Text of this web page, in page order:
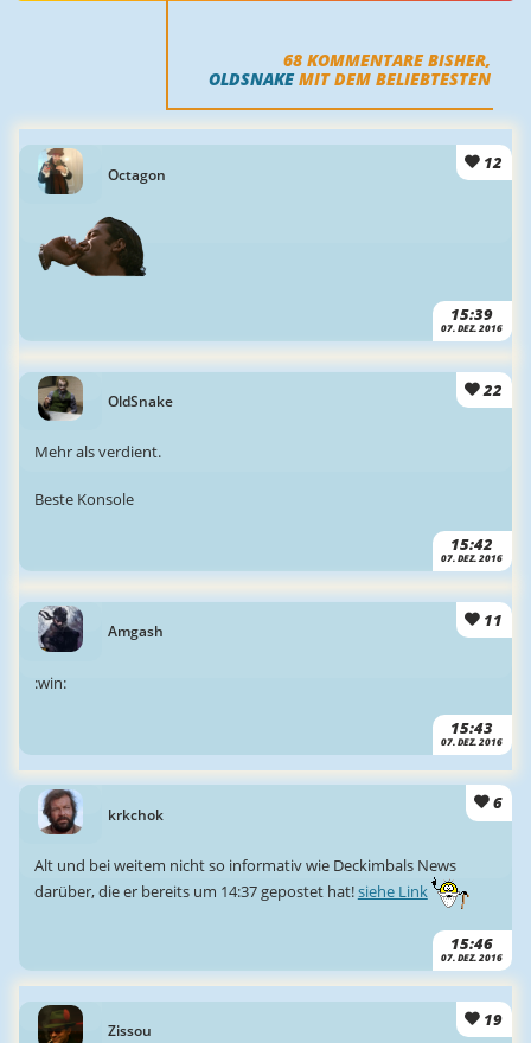
68 KOMMENTARE BISHER,
OLDSNAKEMIT DEM BELIEBTESTEN
Octagon
12
15:39
07. DEZ. 2016
OldSnake
22
15:42
07. DEZ. 2016
Mehr als verdient.
Beste Konsole
Amgash
11
15:43
07. DEZ. 2016
:win:
krkchok
6
15:46
07. DEZ. 2016
Alt und bei weitem nicht so informativ wie Deckimbals News
darüber, die er bereits um 14:37 gepostet hat!siehe Link
Zissou
19